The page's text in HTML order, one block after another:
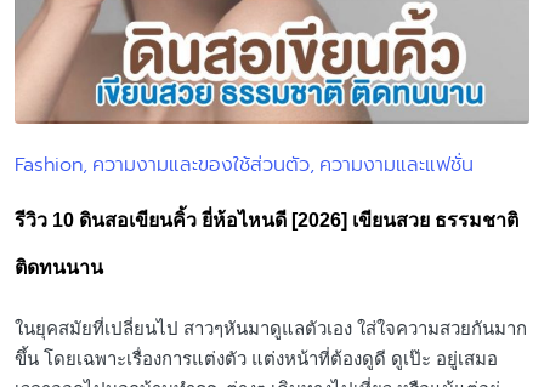
Posted
Fashion ความงามและของใช้ส่วนตัว ความงามและแฟชั่น
รีวิว 10 ดินสอเขียนคิ้ว ยี่ห้อไหนดี [2026] เขียนสวย ธรรมชาติ
ติดทนนาน
ในยุคสมัยที่เปลี่ยนไป สาวๆหันมาดูแลตัวเอง ใส่ใจความสวยกันมาก
ขึ้น โดยเฉพาะเรื่องการแต่งตัว แต่งหน้าที่ต้องดูดี ดูเป๊ะ อยู่เสมอ